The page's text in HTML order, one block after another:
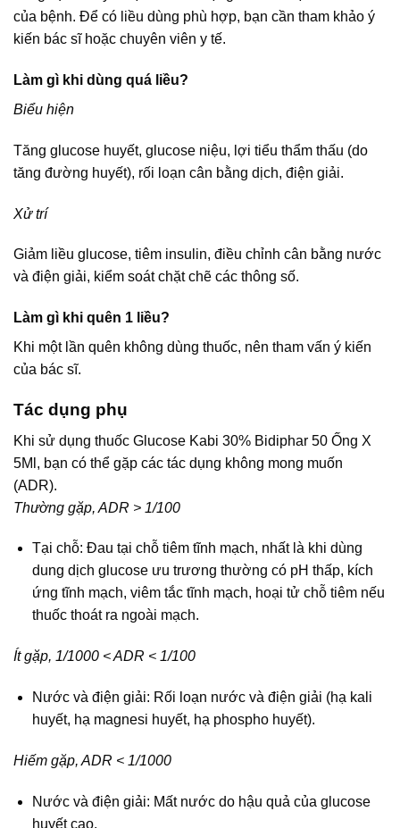
của bệnh. Để có liều dùng phù hợp, bạn cần tham khảo ý
kiến bác sĩ hoặc chuyên viên y tế.
Làm gì khi dùng quá liều?
Biểu hiện
Tăng glucose huyết, glucose niệu, lợi tiểu thẩm thấu (do
tăng đường huyết), rối loạn cân bằng dịch, điện giải.
Xử trí
Giảm liều glucose, tiêm insulin, điều chỉnh cân bằng nước
và điện giải, kiểm soát chặt chẽ các thông số.
Làm gì khi quên 1 liều?
Khi một lần quên không dùng thuốc, nên tham vấn ý kiến
của bác sĩ.
Tác dụng phụ
Khi sử dụng thuốc Glucose Kabi 30% Bidiphar 50 Ống X
5Ml, bạn có thể gặp các tác dụng không mong muốn
(ADR).
Thường gặp, ADR > 1/100
Tại chỗ: Đau tại chỗ tiêm tĩnh mạch, nhất là khi dùng
dung dịch glucose ưu trương thường có pH thấp, kích
ứng tĩnh mạch, viêm tắc tĩnh mạch, hoại tử chỗ tiêm nếu
thuốc thoát ra ngoài mạch.
Ít gặp, 1/1000 < ADR < 1/100
Nước và điện giải: Rối loạn nước và điện giải (hạ kali
huyết, hạ magnesi huyết, hạ phospho huyết).
Hiếm gặp, ADR < 1/1000
Nước và điện giải: Mất nước do hậu quả của glucose
huyết cao.